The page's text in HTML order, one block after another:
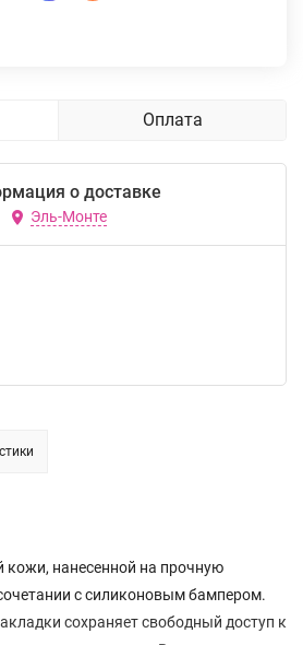
Оплата
о доставке
Эль-Монте
кожи, нанесенной на прочную
с силиконовым бампером.
сохраняет свободный доступ к